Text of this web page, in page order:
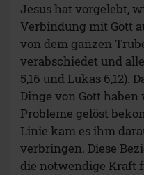
Jesus hat vorgelebt,
Verbindung mit Gott
von dem ganzen
verabschiedet und
5,16 und Lukas 6,12).
Dinge von Gott
Probleme gelöst
Linie kam es ihm
verbringen. Diese
die notwendige Kraft